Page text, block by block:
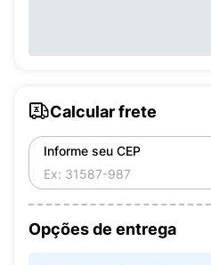
Calcular frete
Informe seu CEP
Opções de entrega